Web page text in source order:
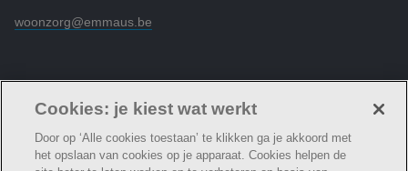
woonzorg@emmaus.be
Cookies: je kiest wat werkt
Door op ‘Alle cookies toestaan’ te klikken ga je akkoord met
het opslaan van cookies op je apparaat. Cookies helpen de